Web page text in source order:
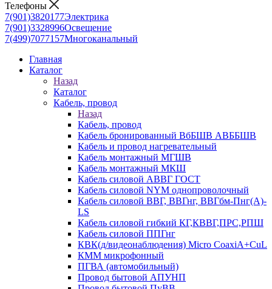
Телефоны
7(901)3820177Электрика
7(901)3328996Освещение
7(499)7077157Многоканальный
Главная
Каталог
Назад
Каталог
Кабель, провод
Назад
Кабель, провод
Кабель бронированный ВбБШВ АВББШВ
Кабель и провод нагревательный
Кабель монтажный МГШВ
Кабель монтажный МКШ
Кабель силовой АВВГ ГОСТ
Кабель силовой NYM однопроволочный
Кабель силовой ВВГ, ВВГнг, ВВГбм-Пнг(А)-
LS
Кабель силовой гибкий КГ,КВВГ,ПРС,РПШ
Кабель силовой ППГнг
КВК(д/видеонаблюдения) Micro CoaxiA+CuL
КММ микрофонный
ПГВА (автомобильный)
Провод бытовой АПУНП